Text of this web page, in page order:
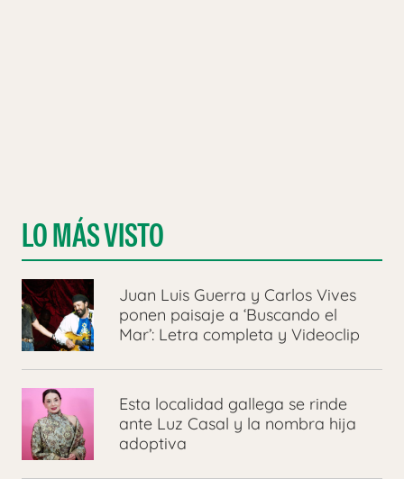
LO MÁS VISTO
Juan Luis Guerra y Carlos Vives
ponen paisaje a ‘Buscando el
Mar’: Letra completa y Videoclip
Esta localidad gallega se rinde
ante Luz Casal y la nombra hija
adoptiva